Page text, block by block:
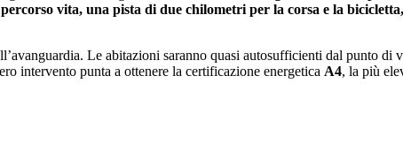
vita, una pista di due chilometri per la corsa e la
Le abitazioni saranno quasi autosufficienti dal punto di
intervento punta a ottenere la certificazione energetica A4, la più